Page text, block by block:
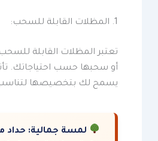
1. المظلات القابلة للسحب:
تعتبر المظلات القابلة
أو سحبها حسب احتياجاتك.
يسمح لك بتخصيصها
لمسة جمالية: حداد